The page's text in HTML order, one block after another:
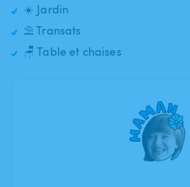
☀️ Jardin
⛱️ Transats
🪑 Table et chaises